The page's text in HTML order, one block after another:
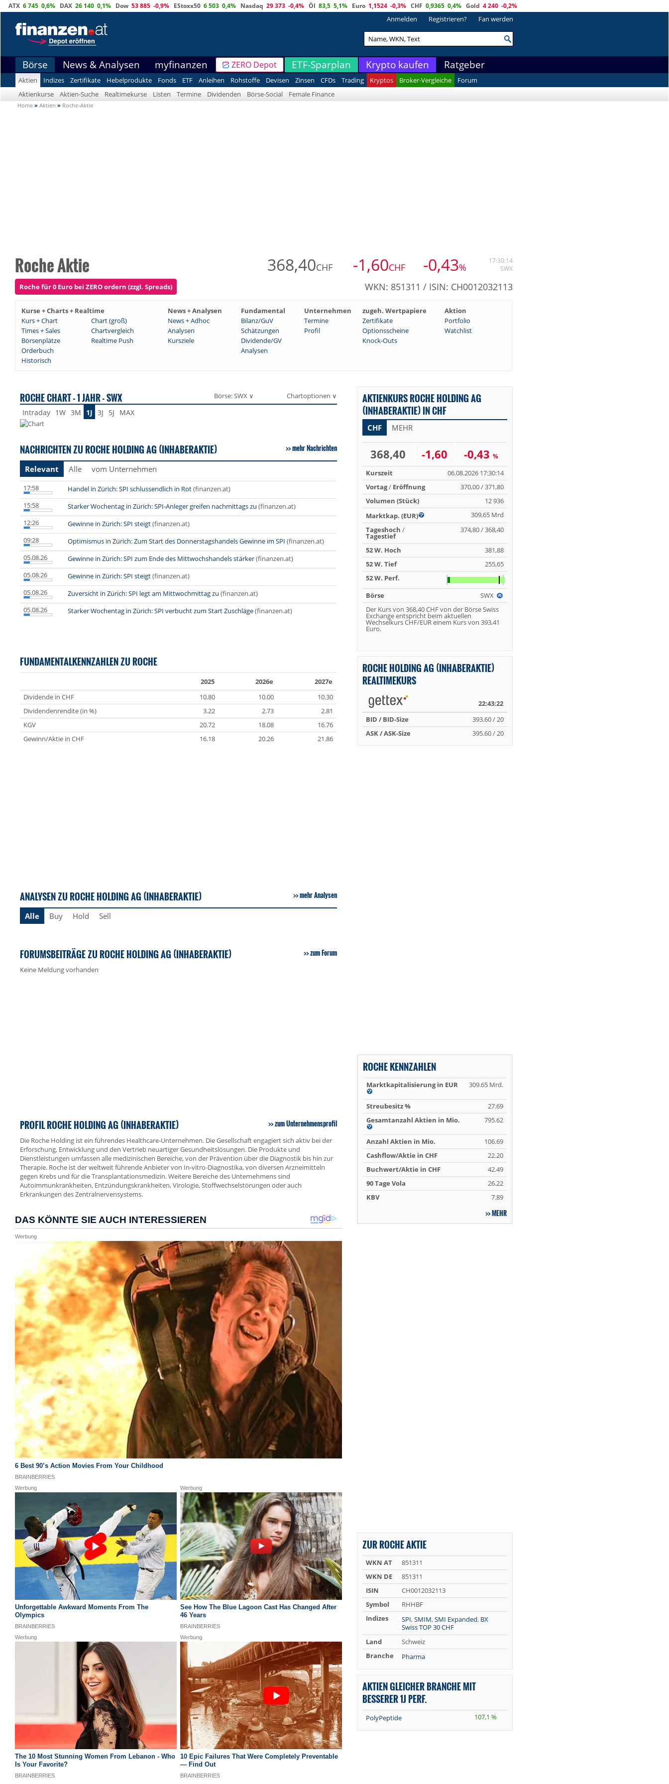
ATX 6 745 0,6% DAX 26 140 0,1% Dow 53 885 -0,9% EStoxx50 6 503 0,4% Nasdaq 29 373 -0,4% Öl 83,5 5,1% Euro 1,1524 -0,3% CHF 0,9365 0,4% Gold 4 240 -0,2%
Anmelden Registrieren? Fan werden
Börse News & Analysen myfinanzen ZERO Depot ETF-Sparplan Krypto kaufen Ratgeber
Aktien Indizes Zertifikate Hebelprodukte Fonds ETF Anleihen Rohstoffe Devisen Zinsen CFDs Trading Kryptos Broker-Vergleiche
Forum
Aktienkurse
Aktien-Suche Realtimekurse Listen Termine Dividenden Börse-Social Female Finance
Home » Aktien » Roche-Aktie
Roche Aktie 368,40CHF -1,60CHF -0,43%
17:30:14
SWX
Roche für 0 Euro bei ZERO ordern (zzgl. Spreads) WKN: 851311 / ISIN: CH0012032113
Kurse + Charts + Realtime News + Analysen Fundamental Unternehmen zugeh. Wertpapiere
Aktion
Kurs + Chart
Chart (groß) News + Adhoc Bilanz/GuV Termine Zertifikate
Portfolio
Times + Sales
Chartvergleich Analysen Schätzungen Profil Optionsscheine
Watchlist
Börsenplätze
Realtime Push Kursziele Dividende/GV
Knock-Outs
Orderbuch
Analysen
Historisch
ROCHE CHART - 1 JAHR - SWX Börse: SWX ∨ Chartoptionen ∨
Intraday 1W 3M 1J 3J 5J MAX
NACHRICHTEN ZU ROCHE HOLDING AG (INHABERAKTIE) mehr Nachrichten
Relevant Alle vom Unternehmen
17:58 Handel in Zürich: SPI schlussendlich in Rot(finanzen.at)
15:58
Starker Wochentag in Zürich: SPI-Anleger greifen nachmittags zu (finanzen.at)
12:26
Gewinne in Zürich: SPI steigt(finanzen.at)
09:28
Optimismus in Zürich: Zum Start des Donnerstagshandels Gewinne im SPI (finanzen.at)
05.08.26
Gewinne in Zürich: SPI zum Ende des Mittwochshandels stärker(finanzen.at)
05.08.26
Gewinne in Zürich: SPI steigt(finanzen.at)
05.08.26
Zuversicht in Zürich: SPI legt am Mittwochmittag zu (finanzen.at)
05.08.26
Starker Wochentag in Zürich: SPI verbucht zum Start Zuschläge(finanzen.at)
FUNDAMENTALKENNZAHLEN ZU ROCHE
2025 2026e
2027e
Dividende in CHF
10.80 10.00
10.30
Dividendenrendite (in %)
3.22 2.73
2.81
KGV
20.72 18.08
16.76
Gewinn/Aktie in CHF
16.18 20.26 21.86
ANALYSEN ZU ROCHE HOLDING AG (INHABERAKTIE) mehr Analysen
Alle Buy Hold Sell
FORUMSBEITRÄGE ZU ROCHE HOLDING AG (INHABERAKTIE) zum Forum
Keine Meldung vorhanden
PROFIL ROCHE HOLDING AG (INHABERAKTIE) zum Unternehmensprofil
Die Roche Holding ist ein führendes Healthcare-Unternehmen. Die Gesellschaft engagiert sich aktiv bei der
Erforschung, Entwicklung und den Vertrieb neuartiger Gesundheitslösungen. Die Produkte und
Dienstleistungen umfassen alle medizinischen Bereiche, von der Prävention über die Diagnostik bis hin zur
Therapie. Roche ist der weltweit führende Anbieter von In-vitro-Diagnostika, von diversen Arzneimitteln
gegen Krebs und für die Transplantationsmedizin. Weitere Bereiche des Unternehmens sind
Autoimmunkrankheiten, Entzündungskrankheiten, Virologie, Stoffwechselstörungen oder auch
Erkrankungen des Zentralnervensystems.
AKTIENKURS ROCHE HOLDING AG
(INHABERAKTIE) IN CHF
CHF MEHR
368,40 -1,60 -0,43 %
Kurszeit
06.08.2026 17:30:14
Vortag/ Eröffnung
370,00 / 371,80
Volumen (Stück)
12 936
Marktkap. (EUR)
309,65 Mrd
Tageshoch /
Tagestief
374,80 / 368,40
52 W. Hoch
381,88
52 W. Tief
255,65
52 W. Perf.
Börse
SWX
Der Kurs von 368,40 CHF von der Börse Swiss
Exchange entspricht beim aktuellen
Wechselkurs CHF/EUR einem Kurs von 393,41
Euro.
ROCHE HOLDING AG (INHABERAKTIE)
REALTIMEKURS
22:43:22
BID / BID-Size
393.60 / 20
ASK / ASK-Size
395.60 / 20
ROCHE KENNZAHLEN
Marktkapitalisierung in EUR 309.65 Mrd.
Streubesitz %
27.69
Gesamtanzahl Aktien in Mio.
795.62
Anzahl Aktien in Mio.
106.69
Cashflow/Aktie in CHF
22.20
Buchwert/Aktie in CHF
42.49
90 Tage Vola
26.22
KBV
7.89
MEHR
ZUR ROCHE AKTIE
WKN AT
851311
WKN DE
851311
ISIN
CH0012032113
Symbol
RHHBF
Indizes
SPI,SMIM,SMI Expanded, BX
Swiss TOP 30 CHF
Land
Schweiz
Branche
Pharma
AKTIEN GLEICHER BRANCHE MIT
BESSERER 1J PERF.
PolyPeptide 107,1 %